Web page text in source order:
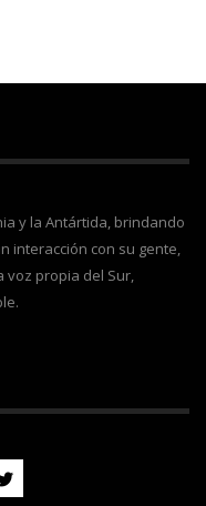
y la Antártida, brindando
interacción con su gente,
propia del Sur,